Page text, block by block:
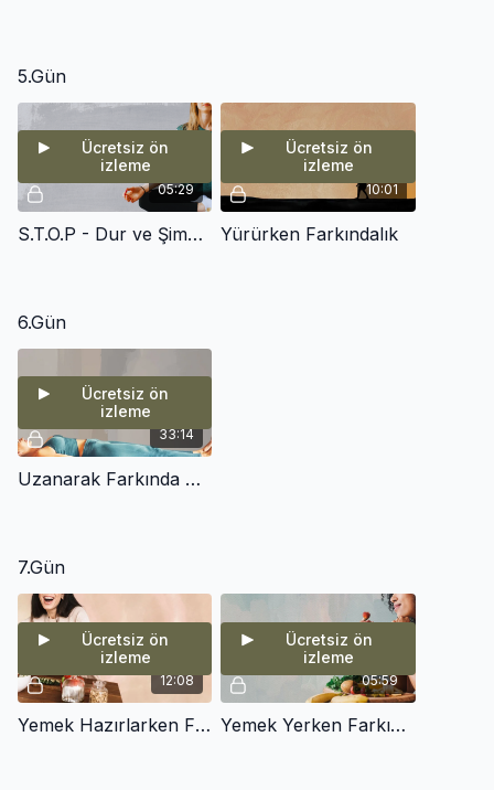
5.Gün
05:29
Ücretsiz ön
izleme
S.T.O.P - Dur ve Şimdiye Dön
10:01
Ücretsiz ön
izleme
Yürürken Farkındalık
6.Gün
33:14
Ücretsiz ön
izleme
Uzanarak Farkında Hareket (Mindful Movement)
7.Gün
12:08
Ücretsiz ön
izleme
Yemek Hazırlarken Farkındalık
05:59
Ücretsiz ön
izleme
Yemek Yerken Farkındalık